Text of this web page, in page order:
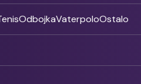
OdbojkaVaterpoloOstalo